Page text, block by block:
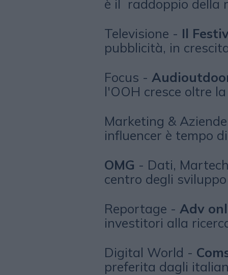
è il raddoppio della
Televisione - Il
pubblicità, in
Focus -
l'OOH cresce oltre
Marketing &
influencer è tempo
OMG - Dati,
centro degli
Reportage - Adv
investitori alla
Digital World -
preferita dagli